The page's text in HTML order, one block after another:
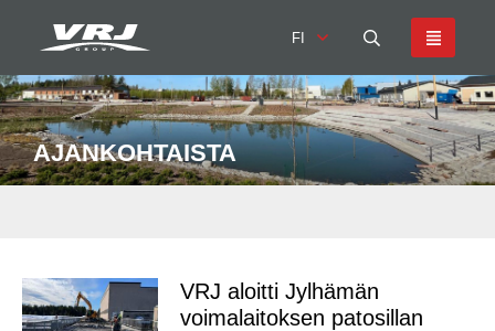
FI
AJANKOHTAISTA
VRJ aloitti Jylhämän
voimalaitoksen patosillan